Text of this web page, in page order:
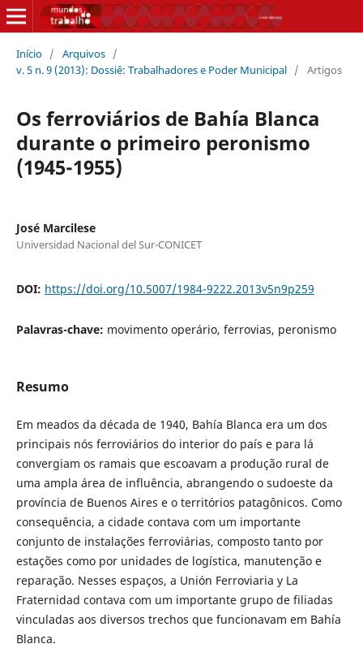
Início / Arquivos /
v. 5 n. 9 (2013): Dossiê: Trabalhadores e Poder Municipal / Artigos
Os ferroviários de Bahía Blanca
durante o primeiro peronismo
(1945-1955)
José Marcilese
Universidad Nacional del Sur-CONICET
DOI: https://doi.org/10.5007/1984-9222.2013v5n9p259
Palavras-chave: movimento operário, ferrovias, peronismo
Resumo
Em meados da década de 1940, Bahía Blanca era um dos
principais nós ferroviários do interior do país e para lá
convergiam os ramais que escoavam a produção rural de
uma ampla área de influência, abrangendo o sudoeste da
província de Buenos Aires e o territórios patagônicos. Como
consequência, a cidade contava com um importante
conjunto de instalações ferroviárias, composto tanto por
estações como por unidades de logística, manutenção e
reparação. Nesses espaços, a Unión Ferroviaria y La
Fraternidad contava com um importante grupo de filiadas
vinculadas aos diversos trechos que funcionavam em Bahía
Blanca.